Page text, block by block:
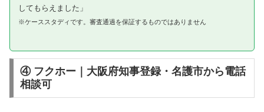
してもらえました」
※ケーススタディです。審査通過を保証するものではありません
④ フクホー｜大阪府知事登録・名護市から電話
相談可